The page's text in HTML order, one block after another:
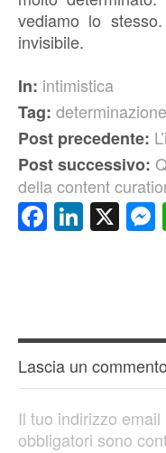
vediamo lo
invisibile.
In: intimistica
Tag: determinazione
Post precedente:
Post successivo:
della content
X
Lascia un commento
Il tuo indirizzo
obbligatori sono